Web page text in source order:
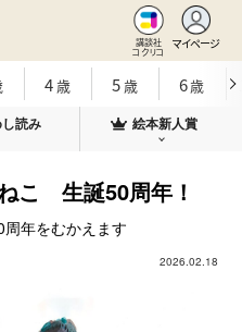
講談社
コクリコ
マイページ
4歳 5歳 6歳
読み 絵本新人賞
こ 生誕50周年！
周年をむかえます
2026.02.18